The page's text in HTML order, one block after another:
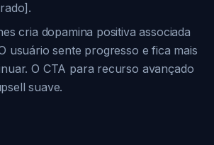
cria dopamina positiva associada
usuário sente progresso e fica mais
O CTA para recurso avançado
suave.